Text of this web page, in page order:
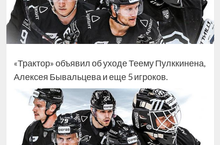
«Трактор» объявил об уходе Теему Пулккинена,
Алексея Бывальцева и еще 5 игроков.